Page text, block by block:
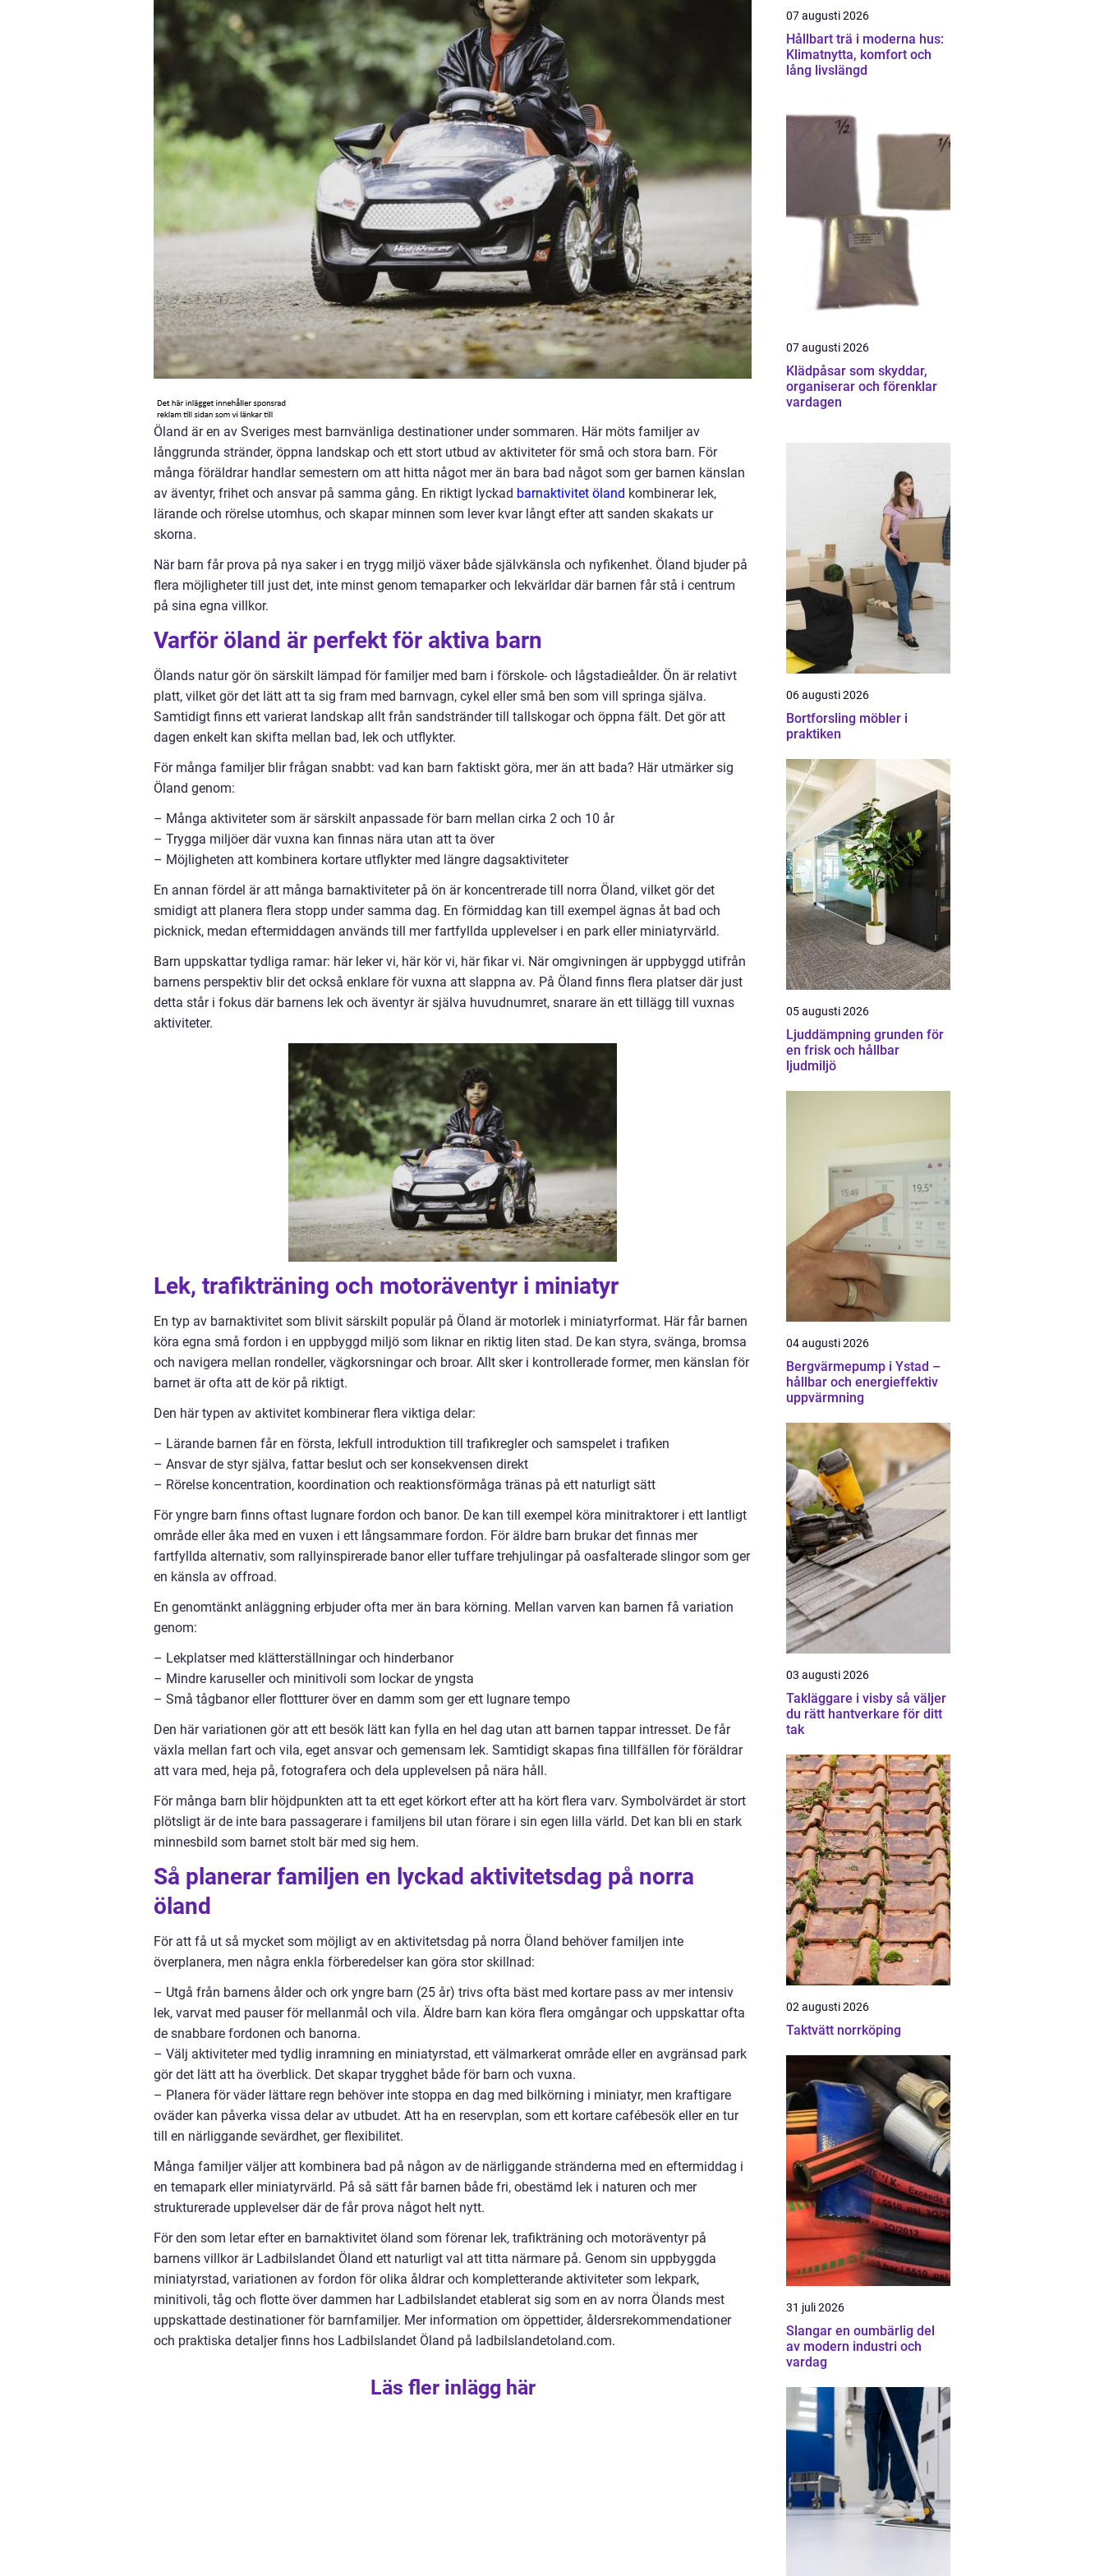
Öland är en av Sveriges mest barnvänliga destinationer under sommaren. Här möts familjer av
långgrunda stränder, öppna landskap och ett stort utbud av aktiviteter för små och stora barn. För
många föräldrar handlar semestern om att hitta något mer än bara bad något som ger barnen känslan
av äventyr, frihet och ansvar på samma gång. En riktigt lyckad barnaktivitet öland kombinerar lek,
lärande och rörelse utomhus, och skapar minnen som lever kvar långt efter att sanden skakats ur
skorna.
När barn får prova på nya saker i en trygg miljö växer både självkänsla och nyfikenhet. Öland bjuder på
flera möjligheter till just det, inte minst genom temaparker och lekvärldar där barnen får stå i centrum
på sina egna villkor.
Varför öland är perfekt för aktiva barn
Ölands natur gör ön särskilt lämpad för familjer med barn i förskole- och lågstadieålder. Ön är relativt
platt, vilket gör det lätt att ta sig fram med barnvagn, cykel eller små ben som vill springa själva.
Samtidigt finns ett varierat landskap allt från sandstränder till tallskogar och öppna fält. Det gör att
dagen enkelt kan skifta mellan bad, lek och utflykter.
För många familjer blir frågan snabbt: vad kan barn faktiskt göra, mer än att bada? Här utmärker sig
Öland genom:
– Många aktiviteter som är särskilt anpassade för barn mellan cirka 2 och 10 år
– Trygga miljöer där vuxna kan finnas nära utan att ta över
– Möjligheten att kombinera kortare utflykter med längre dagsaktiviteter
En annan fördel är att många barnaktiviteter på ön är koncentrerade till norra Öland, vilket gör det
smidigt att planera flera stopp under samma dag. En förmiddag kan till exempel ägnas åt bad och
picknick, medan eftermiddagen används till mer fartfyllda upplevelser i en park eller miniatyrvärld.
Barn uppskattar tydliga ramar: här leker vi, här kör vi, här fikar vi. När omgivningen är uppbyggd utifrån
barnens perspektiv blir det också enklare för vuxna att slappna av. På Öland finns flera platser där just
detta står i fokus där barnens lek och äventyr är själva huvudnumret, snarare än ett tillägg till vuxnas
aktiviteter.
Lek, trafikträning och motoräventyr i miniatyr
En typ av barnaktivitet som blivit särskilt populär på Öland är motorlek i miniatyrformat. Här får barnen
köra egna små fordon i en uppbyggd miljö som liknar en riktig liten stad. De kan styra, svänga, bromsa
och navigera mellan rondeller, vägkorsningar och broar. Allt sker i kontrollerade former, men känslan för
barnet är ofta att de kör på riktigt.
Den här typen av aktivitet kombinerar flera viktiga delar:
– Lärande barnen får en första, lekfull introduktion till trafikregler och samspelet i trafiken
– Ansvar de styr själva, fattar beslut och ser konsekvensen direkt
– Rörelse koncentration, koordination och reaktionsförmåga tränas på ett naturligt sätt
För yngre barn finns oftast lugnare fordon och banor. De kan till exempel köra minitraktorer i ett lantligt
område eller åka med en vuxen i ett långsammare fordon. För äldre barn brukar det finnas mer
fartfyllda alternativ, som rallyinspirerade banor eller tuffare trehjulingar på oasfalterade slingor som ger
en känsla av offroad.
En genomtänkt anläggning erbjuder ofta mer än bara körning. Mellan varven kan barnen få variation
genom:
– Lekplatser med klätterställningar och hinderbanor
– Mindre karuseller och minitivoli som lockar de yngsta
– Små tågbanor eller flottturer över en damm som ger ett lugnare tempo
Den här variationen gör att ett besök lätt kan fylla en hel dag utan att barnen tappar intresset. De får
växla mellan fart och vila, eget ansvar och gemensam lek. Samtidigt skapas fina tillfällen för föräldrar
att vara med, heja på, fotografera och dela upplevelsen på nära håll.
För många barn blir höjdpunkten att ta ett eget körkort efter att ha kört flera varv. Symbolvärdet är stort
plötsligt är de inte bara passagerare i familjens bil utan förare i sin egen lilla värld. Det kan bli en stark
minnesbild som barnet stolt bär med sig hem.
Så planerar familjen en lyckad aktivitetsdag på norra
öland
För att få ut så mycket som möjligt av en aktivitetsdag på norra Öland behöver familjen inte
överplanera, men några enkla förberedelser kan göra stor skillnad:
– Utgå från barnens ålder och ork yngre barn (25 år) trivs ofta bäst med kortare pass av mer intensiv
lek, varvat med pauser för mellanmål och vila. Äldre barn kan köra flera omgångar och uppskattar ofta
de snabbare fordonen och banorna.
– Välj aktiviteter med tydlig inramning en miniatyrstad, ett välmarkerat område eller en avgränsad park
gör det lätt att ha överblick. Det skapar trygghet både för barn och vuxna.
– Planera för väder lättare regn behöver inte stoppa en dag med bilkörning i miniatyr, men kraftigare
oväder kan påverka vissa delar av utbudet. Att ha en reservplan, som ett kortare cafébesök eller en tur
till en närliggande sevärdhet, ger flexibilitet.
Många familjer väljer att kombinera bad på någon av de närliggande stränderna med en eftermiddag i
en temapark eller miniatyrvärld. På så sätt får barnen både fri, obestämd lek i naturen och mer
strukturerade upplevelser där de får prova något helt nytt.
För den som letar efter en barnaktivitet öland som förenar lek, trafikträning och motoräventyr på
barnens villkor är Ladbilslandet Öland ett naturligt val att titta närmare på. Genom sin uppbyggda
miniatyrstad, variationen av fordon för olika åldrar och kompletterande aktiviteter som lekpark,
minitivoli, tåg och flotte över dammen har Ladbilslandet etablerat sig som en av norra Ölands mest
uppskattade destinationer för barnfamiljer. Mer information om öppettider, åldersrekommendationer
och praktiska detaljer finns hos Ladbilslandet Öland på ladbilslandetoland.com.
Läs fler inlägg här
07 augusti 2026
Hållbart trä i moderna hus:
Klimatnytta, komfort och
lång livslängd
07 augusti 2026
Klädpåsar som skyddar,
organiserar och förenklar
vardagen
06 augusti 2026
Bortforsling möbler i
praktiken
05 augusti 2026
Ljuddämpning grunden för
en frisk och hållbar
ljudmiljö
04 augusti 2026
Bergvärmepump i Ystad –
hållbar och energieffektiv
uppvärmning
03 augusti 2026
Takläggare i visby så väljer
du rätt hantverkare för ditt
tak
02 augusti 2026
Taktvätt norrköping
31 juli 2026
Slangar en oumbärlig del
av modern industri och
vardag